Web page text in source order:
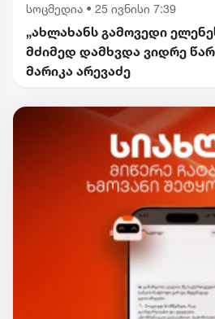
სოცმედია • 25 ივნისი 7:39
„ახლახანს გამოვედი
მძიმედ დამხვდა ვიდრე
მარიკა არევაძე